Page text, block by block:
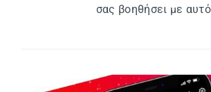
σας βοηθήσει με